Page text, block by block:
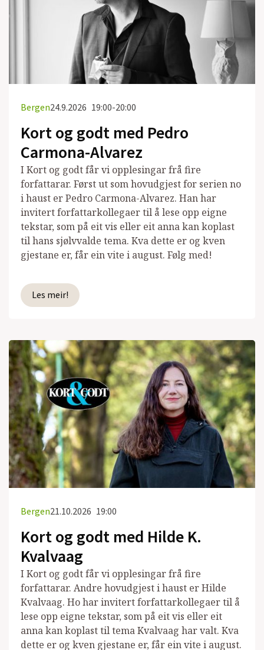
Bergen24.9.2026 19:00-20:00
Kort og godt med Pedro
Carmona-Alvarez
I Kort og godt får vi opplesingar frå fire
forfattarar. Først ut som hovudgjest for serien no
i haust er Pedro Carmona-Alvarez. Han har
invitert forfattarkollegaer til å lese opp eigne
tekstar, som på eit vis eller eit anna kan koplast
til hans sjølvvalde tema. Kva dette er og kven
gjestane er, får ein vite i august. Følg med!
Les meir!
Bergen21.10.2026 19:00
Kort og godt med Hilde K.
Kvalvaag
I Kort og godt får vi opplesingar frå fire
forfattarar. Andre hovudgjest i haust er Hilde
Kvalvaag. Ho har invitert forfattarkollegaer til å
lese opp eigne tekstar, som på eit vis eller eit
anna kan koplast til tema Kvalvaag har valt. Kva
dette er og kven gjestane er, får ein vite i august.